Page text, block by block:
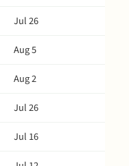
Jul 26
Aug 5
Aug 2
Jul 26
Jul 16